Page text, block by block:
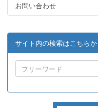
お問い合わせ
サイト内の検索はこちらか